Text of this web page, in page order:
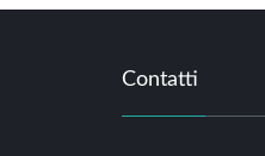
Contatti